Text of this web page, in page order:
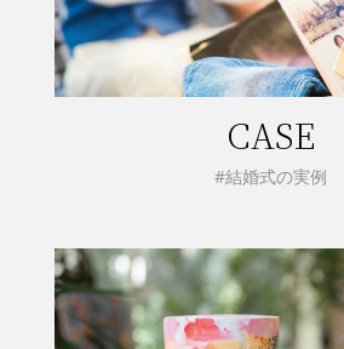
CASE
#結婚式の実例